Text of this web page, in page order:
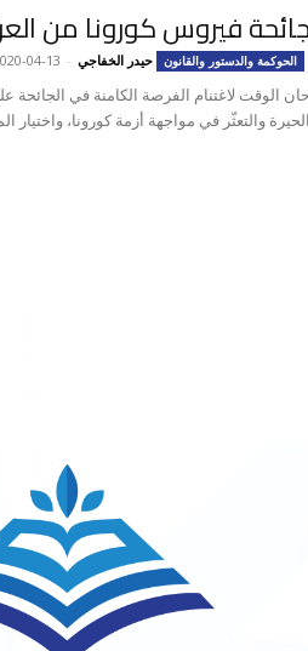
جائحة فيروس كورونا من
الحوكمة والدستور والقانون حيدر الخفاجي -
04-13
حان الوقت لاغتنام الفرصة الكامنة في
الحيرة والتعثّر في مواجهة أزمة كورونا، واختيار